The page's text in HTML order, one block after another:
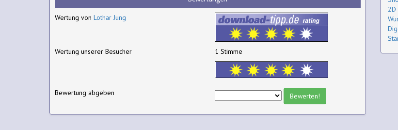
Wertung von Lothar Jung
Wertung unserer Besucher 1 Stimme
Bewertung abgeben
2D